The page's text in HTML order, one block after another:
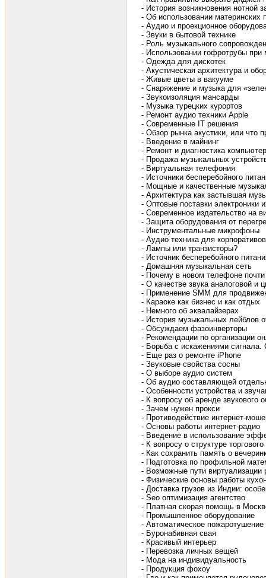
- История возникновения нотной
- Об использовании материнских
- Аудио и проекционное
- Звуки в бытовой технике
- Роль музыкального
- Использовании гофротрубы при
- Одежда для дискотек
- Акустическая архитектура и
- Живые цветы в вакууме
- Снаряжение и музыка для
- Звукоизоляция мансарды
- Музыка турецких курортов
- Ремонт аудио техники Apple
- Современные IT решения
- Обзор рынка акустики, или что
- Введение в майнинг
- Ремонт и диагностика
- Продажа музыкальных
- Виртуальная телефония
- Источники бесперебойного
- Мощные и качественные
- Архитектура как застывшая
- Оптовые поставки электроники
- Современное издательство на
- Защита оборудования от
- Инструментальные микрофоны
- Аудио техника для корпоративов
- Лампы или транзисторы?
- Источник бесперебойного
- Домашняя музыкальная сеть
- Почему в новом телефоне
- О качестве звука аналоговой и
- Применение SMM для
- Караоке как бизнес и как отдых
- Немного об эквалайзерах
- История музыкальных лейблов
- Обсуждаем фазоинверторы
- Рекомендации по организации
- Борьба с искажениями сигнала.
- Еще раз о ремонте iPhone
- Звуковые свойства сосны
- О выборе аудио систем
- Об аудио составляющей
- Особенности устройства и
- К вопросу об аренде звукового
- Зачем нужен прокси
- Противодействие интернет-
- Основы работы интернет-радио
- Введение в использование
- К вопросу о структуре
- Как сохранить память о
- Подготовка по профильной
- Возможные пути виртуализации
- Физические основы работы
- Доставка грузов из Индии:
- Seo оптимизация агентство
- Платная скорая помощь в
- Промышленное оборудование
- Автоматическое пожаротушение
- Буронабивная свая
- Красивый интерьер
- Перевозка личных вещей
- Мода на индивидуальность
- Продукция фохоу